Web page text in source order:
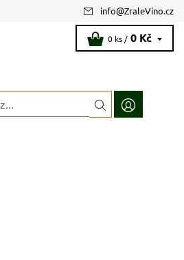
info@ZraleVino.cz
0 ks / 0 Kč